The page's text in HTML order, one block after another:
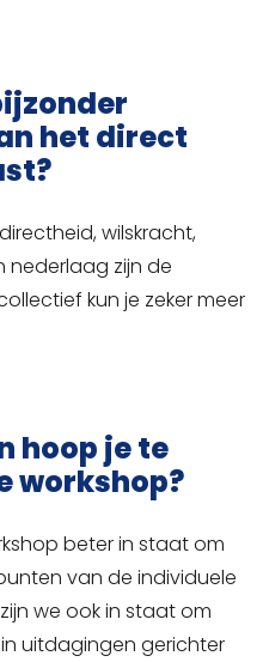
het direct
wilskracht,
nederlaag zijn de
kun je zeker meer
hoop je te
workshop?
beter in staat om
van de individuele
we ook in staat om
uitdagingen gerichter